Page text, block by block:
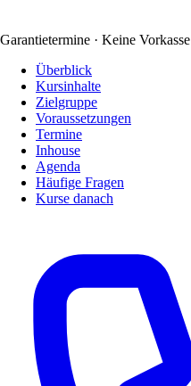
Garantietermine · Keine Vorkasse
Überblick
Kursinhalte
Zielgruppe
Voraussetzungen
Termine
Inhouse
Agenda
Häufige Fragen
Kurse danach